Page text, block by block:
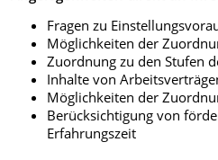
Fragen zu
Möglichkeiten der
Zuordnung zu den Stufen
Inhalte von
Möglichkeiten der
Berücksichtigung von
Erfahrungszeit